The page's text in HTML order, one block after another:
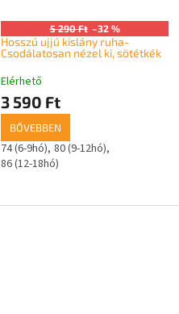
5 290 Ft –32 %
Hosszú ujjú kislány ruha-
Csodálatosan nézel ki, sötétkék
Elérhető
3 590 Ft
BŐVEBBEN
74 (6-9hó) 80 (9-12hó)
86 (12-18hó)